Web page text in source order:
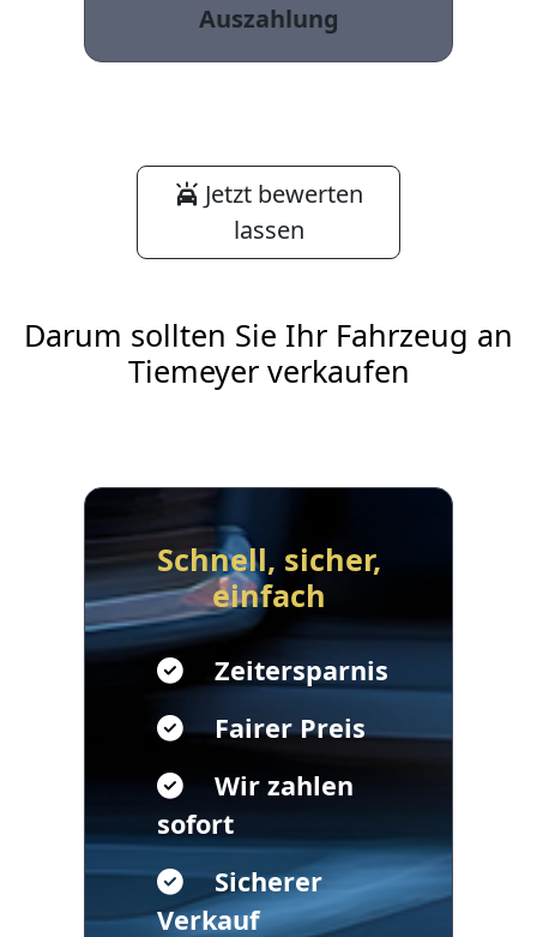
Auszahlung
Jetzt bewerten
lassen
Darum sollten Sie Ihr Fahrzeug an
Tiemeyer verkaufen
Schnell, sicher,
einfach
Zeitersparnis
Fairer Preis
Wir zahlen
sofort
Sicherer
Verkauf